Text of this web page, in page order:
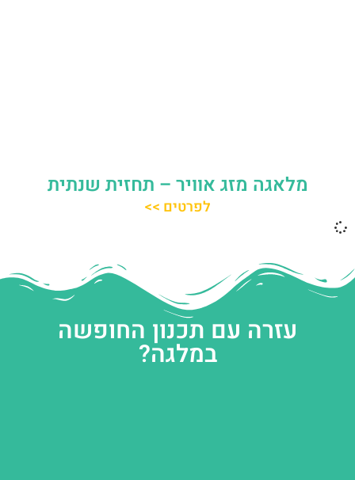
מלאגה מזג אוויר – תחזית שנתית
לפרטים >>
עזרה עם תכנון החופשה
במלגה?